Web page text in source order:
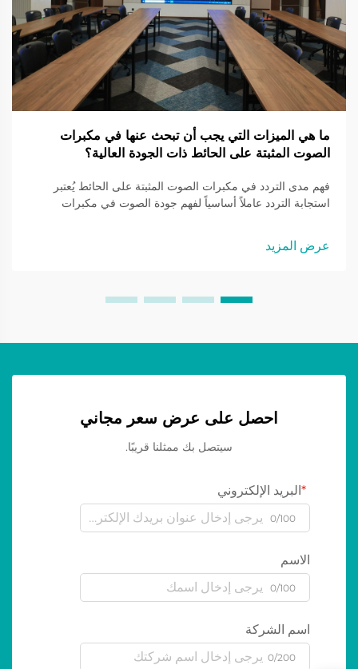
ما هي الميزات التي يجب أن تبحث عنها في مكبرات
الصوت المثبتة على الحائط ذات الجودة العالية؟
فهم مدى التردد في مكبرات الصوت المثبتة على الحائط يُعتبر
استجابة التردد عاملاً أساسياً لفهم جودة الصوت في مكبرات
عرض المزيد
احصل على عرض سعر مجاني
سيتصل بك ممثلنا قريبًا.
البريد الإلكتروني
0/100
الاسم
0/100
اسم الشركة
0/200